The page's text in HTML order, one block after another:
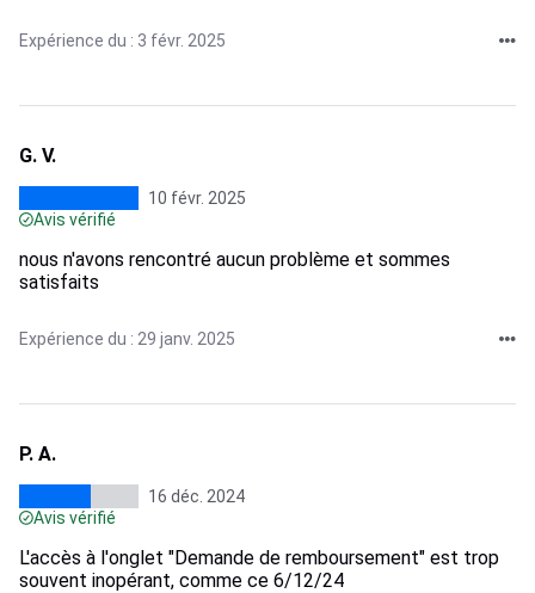
Expérience du : 3 févr. 2025
G. V.
10 févr. 2025
Avis vérifié
nous n'avons rencontré aucun problème et sommes
satisfaits
Expérience du : 29 janv. 2025
P. A.
16 déc. 2024
Avis vérifié
L'accès à l'onglet "Demande de remboursement" est trop
souvent inopérant, comme ce 6/12/24